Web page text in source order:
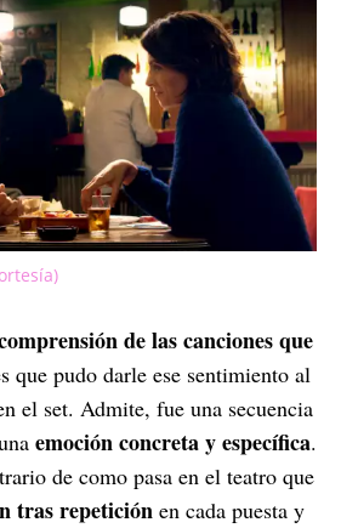
de las canciones que
que pudo darle ese sentimiento al
el set. Admite, fue una secuencia
emoción concreta y específica.
de como pasa en el teatro que
tras repetición en cada puesta y